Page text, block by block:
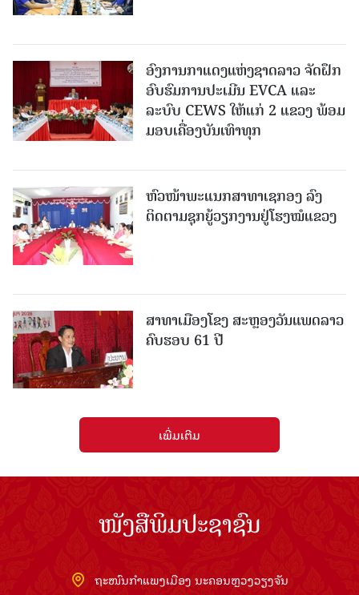
ອົງການກາແດງແຫ່ງຊາດລາວ ຈັດຝຶກ
ອົບຮົມການປະເມີນ EVCA ແລະ
ລະບົບ CEWS ໃຫ້ແກ່ 2 ແຂວງ ພ້ອມ
ມອບເຄື່ອງບັນເທົາທຸກ
ຫົວໜ້າພະແນກສາທາເຊກອງ ລົງ
ຕິດຕາມຊຸກຍູ້ວຽກງານຢູ່ໂຮງໝໍແຂວງ
ສາທາເມືອງໂຂງ ສະຫຼອງວັນແພດລາວ
ຄົບຮອບ 61 ປີ
ເພີ່ມເຕີມ
ໜັງສືພິມປະຊາຊົນ
ຖະໜົນກຳແພງເມືອງ ນະຄອນຫຼວງວຽງຈັນ